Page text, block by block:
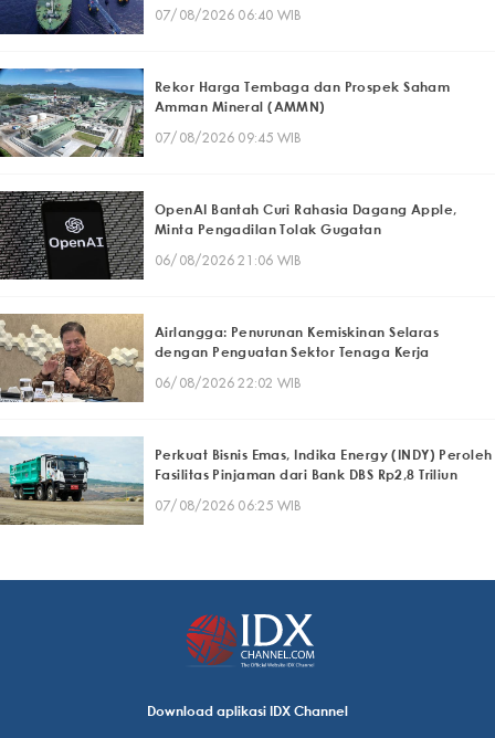
07/08/2026 06:40 WIB
Rekor Harga Tembaga dan Prospek Saham
Amman Mineral (AMMN)
07/08/2026 09:45 WIB
OpenAI Bantah Curi Rahasia Dagang Apple,
Minta Pengadilan Tolak Gugatan
06/08/2026 21:06 WIB
Airlangga: Penurunan Kemiskinan Selaras
dengan Penguatan Sektor Tenaga Kerja
06/08/2026 22:02 WIB
Perkuat Bisnis Emas, Indika Energy (INDY) Peroleh
Fasilitas Pinjaman dari Bank DBS Rp2,8 Triliun
07/08/2026 06:25 WIB
Download aplikasi IDX Channel